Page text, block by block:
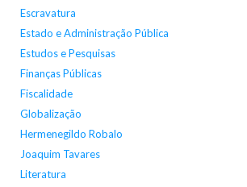
Escravatura
Estado e Administração Pública
Estudos e Pesquisas
Finanças Públicas
Fiscalidade
Globalização
Hermenegildo Robalo
Joaquim Tavares
Literatura